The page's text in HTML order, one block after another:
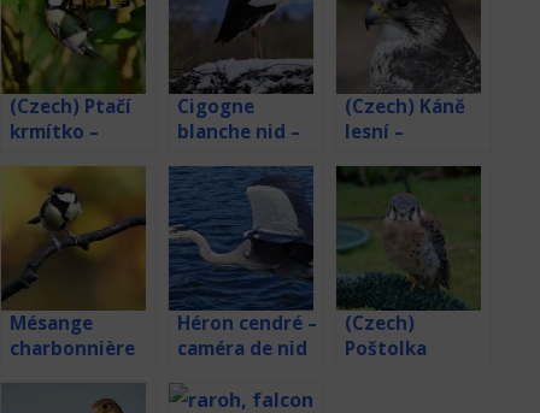
(Czech) Ptačí
krmítko –
Cigogne
blanche nid –
(Czech) Káně
lesní –
Mésange
charbonnière
Héron cendré –
caméra de nid
(Czech)
Poštolka